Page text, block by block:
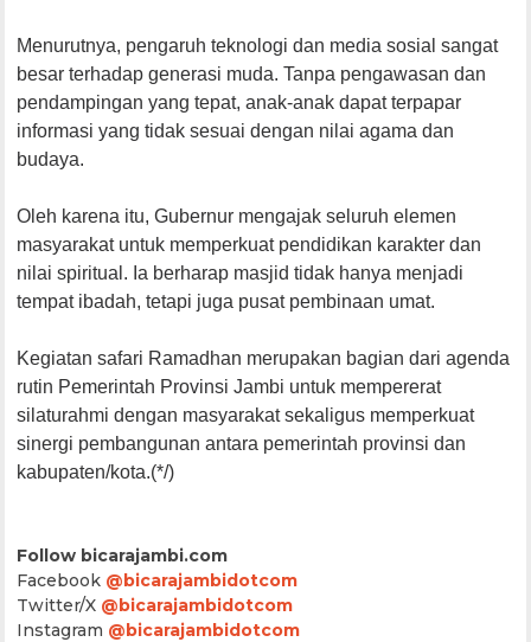
Menurutnya, pengaruh teknologi dan media sosial sangat
besar terhadap generasi muda. Tanpa pengawasan dan
pendampingan yang tepat, anak-anak dapat terpapar
informasi yang tidak sesuai dengan nilai agama dan
budaya.
Oleh karena itu, Gubernur mengajak seluruh elemen
masyarakat untuk memperkuat pendidikan karakter dan
nilai spiritual. Ia berharap masjid tidak hanya menjadi
tempat ibadah, tetapi juga pusat pembinaan umat.
Kegiatan safari Ramadhan merupakan bagian dari agenda
rutin Pemerintah Provinsi Jambi untuk mempererat
silaturahmi dengan masyarakat sekaligus memperkuat
sinergi pembangunan antara pemerintah provinsi dan
kabupaten/kota.(*/)
Follow bicarajambi.com
Facebook @bicarajambidotcom
Twitter/X @bicarajambidotcom
Instagram @bicarajambidotcom